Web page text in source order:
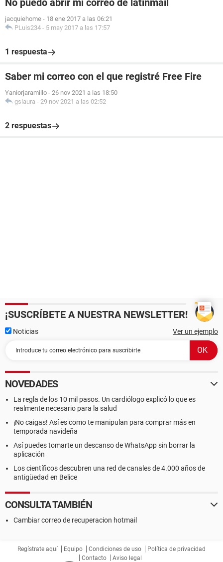
No puedo abrir mi correo de latinmail
jacquiehome - 18 ene 2017 a las 06:21
PLuis234 - 5 may 2017 a las 17:57
1 respuesta
Saber mi correo con el que registré Free Fire
Yaniorjaramillo - 26 nov 2021 a las 18:50
gslaura - 29 nov 2021 a las 02:52
2 respuestas
¡SUSCRÍBETE A NUESTRA NEWSLETTER!
Noticias Ver un ejemplo
NOVEDADES
La regla de los 10 mil pasos. Un cardiólogo explicó lo que es
realmente necesario para la salud
¡No caigas! Así es como te manipulan para comprar más en
temporada navideña
Así puedes tomarte un descanso de WhatsApp sin borrar la
aplicación
Los científicos descubren una red de canales de 4.000 años de
antigüedad en Belice
CONSULTA TAMBIÉN
Cambiar correo de recuperacion hotmail
Regístrate aquí Equipo Condiciones de uso
Política de privacidad
Contacto
Aviso legal